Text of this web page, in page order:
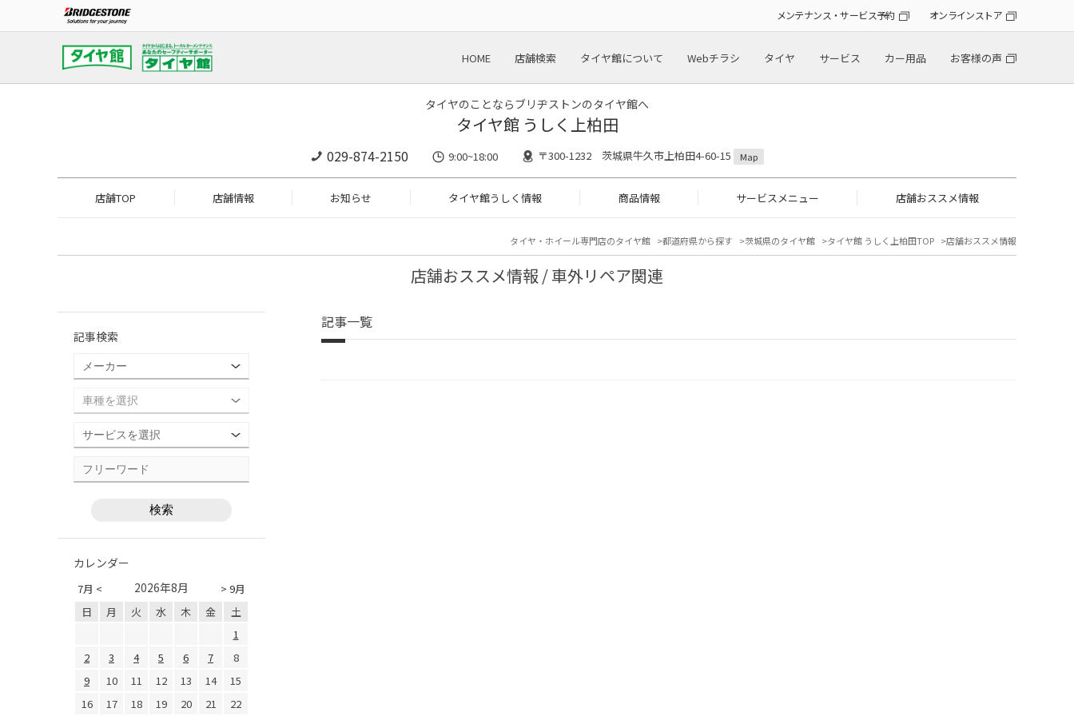
メンテナンス・サービス予約 オンラインストア
HOME 店舗検索 タイヤ館について Webチラシ タイヤ サービス カー用品 お客様の声
タイヤのことならブリヂストンのタイヤ館へ
タイヤ館 うしく上柏田
029-874-2150 9:00~18:00 〒300-1232 茨城県牛久市上柏田4-60-15 Map
店舗TOP 店舗情報 お知らせ タイヤ館うしく情報 商品情報 サービスメニュー 店舗おススメ情報
タイヤ・ホイール専門店のタイヤ館 都道府県から探す 茨城県のタイヤ館 タイヤ館 うしく上柏田TOP 店舗おススメ情報
店舗おススメ情報 / 車外リペア関連
記事一覧
記事検索
カレンダー
7月 < > 9月
2026年8月
日 月 火 水 木 金
土
1
2
3 4 5 6 7
8
9
10 11 12 13 14
15
16
17 18 19 20 21 22